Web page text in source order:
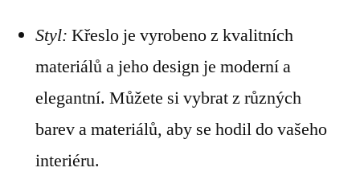
Styl: Křeslo je vyrobeno z kvalitních
materiálů a jeho design je moderní a
elegantní. Můžete si vybrat z různých
barev a materiálů, aby se hodil do vašeho
interiéru.